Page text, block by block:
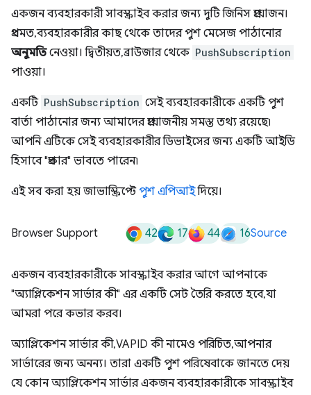
একজন ব্যবহারকারী সাবস্ক্রাইব করার জন্য দুটি জিনিস প্রয়োজন।
প্রথমত, ব্যবহারকারীর কাছ থেকে তাদের পুশ মেসেজ পাঠানোর
অনুমতিনেওয়া। দ্বিতীয়ত, ব্রাউজার থেকে PushSubscription
পাওয়া।
একটি PushSubscription সেই ব্যবহারকারীকে একটি পুশ
বার্তা পাঠানোর জন্য আমাদের প্রয়োজনীয় সমস্ত তথ্য রয়েছে৷
আপনি এটিকে সেই ব্যবহারকারীর ডিভাইসের জন্য একটি আইডি
হিসাবে "প্রকার" ভাবতে পারেন৷
এই সব করা হয় জাভাস্ক্রিপ্টেপুশ এপিআইদিয়ে।
Browser Support 42 17 44 16Source
একজন ব্যবহারকারীকে সাবস্ক্রাইব করার আগে আপনাকে
"অ্যাপ্লিকেশন সার্ভার কী" এর একটি সেট তৈরি করতে হবে, যা
আমরা পরে কভার করব।
অ্যাপ্লিকেশন সার্ভার কী, VAPID কী নামেও পরিচিত, আপনার
সার্ভারের জন্য অনন্য। তারা একটি পুশ পরিষেবাকে জানতে দেয়
যে কোন অ্যাপ্লিকেশন সার্ভার একজন ব্যবহারকারীকে সাবস্ক্রাইব